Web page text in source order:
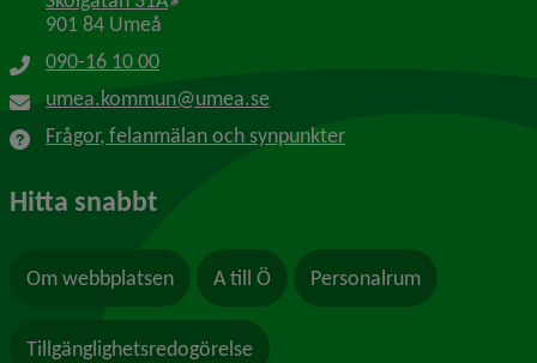
901 84 Umeå
090-16 10 00
umea.kommun@umea.se
Frågor, felanmälan och synpunkter
Hitta snabbt
Om webbplatsen A till Ö Personalrum
Tillgänglighetsredogörelse